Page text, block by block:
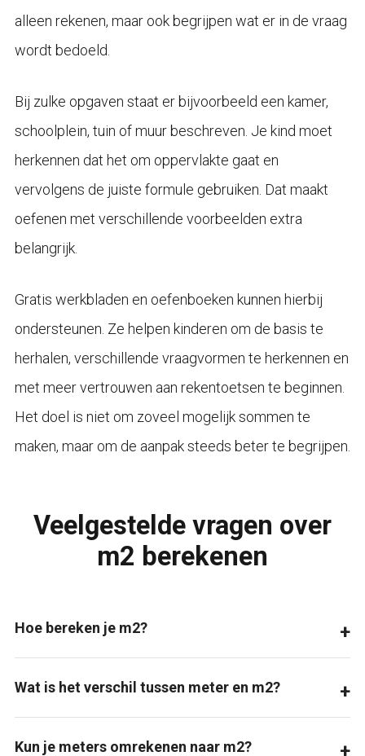
alleen rekenen, maar ook begrijpen wat er in de vraag
wordt bedoeld.
Bij zulke opgaven staat er bijvoorbeeld een kamer,
schoolplein, tuin of muur beschreven. Je kind moet
herkennen dat het om oppervlakte gaat en
vervolgens de juiste formule gebruiken. Dat maakt
oefenen met verschillende voorbeelden extra
belangrijk.
Gratis werkbladen en oefenboeken kunnen hierbij
ondersteunen. Ze helpen kinderen om de basis te
herhalen, verschillende vraagvormen te herkennen en
met meer vertrouwen aan rekentoetsen te beginnen.
Het doel is niet om zoveel mogelijk sommen te
maken, maar om de aanpak steeds beter te begrijpen.
Veelgestelde vragen over
m2 berekenen
Hoe bereken je m2?
Wat is het verschil tussen meter en m2?
Kun je meters omrekenen naar m2?